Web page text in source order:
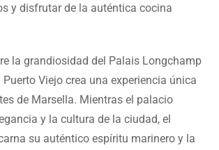
y disfrutar de la auténtica cocina
la grandiosidad del Palais Longchamp
Viejo crea una experiencia única
de Marsella. Mientras el palacio
y la cultura de la ciudad, el
su auténtico espíritu marinero y la